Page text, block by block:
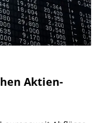
Aktien-